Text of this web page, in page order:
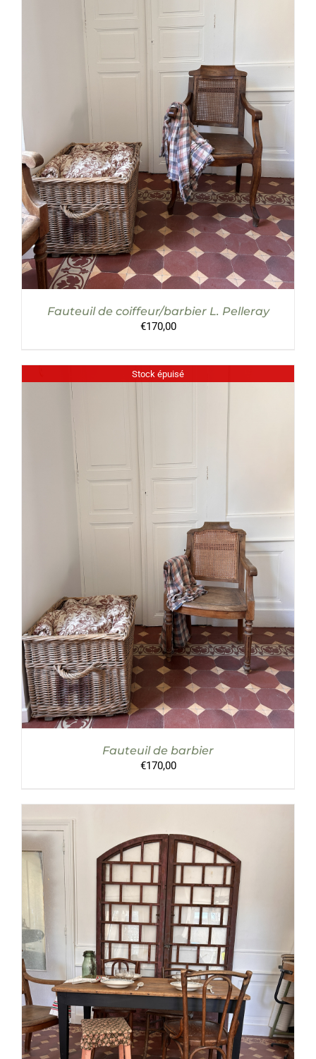
AJOUTER AU PANIER / DÉTAILS
Fauteuil de coiffeur/barbier L. Pelleray
€170,00
Stock épuisé
Fauteuil de barbier
€170,00
AJOUTER AU PANIER / DÉTAILS